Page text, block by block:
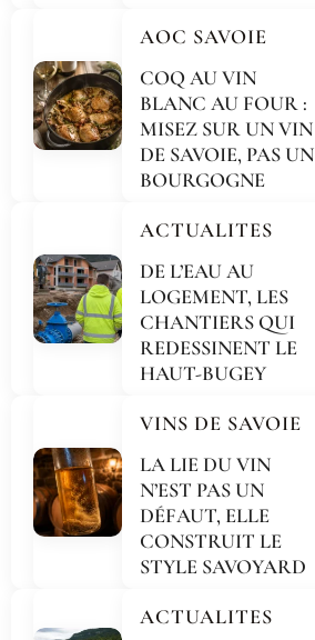
AOC SAVOIE
COQ AU VIN
BLANC AU FOUR :
MISEZ SUR UN VIN
DE SAVOIE, PAS UN
BOURGOGNE
ACTUALITES
DE L’EAU AU
LOGEMENT, LES
CHANTIERS QUI
REDESSINENT LE
HAUT-BUGEY
VINS DE SAVOIE
LA LIE DU VIN
N’EST PAS UN
DÉFAUT, ELLE
CONSTRUIT LE
STYLE SAVOYARD
ACTUALITES